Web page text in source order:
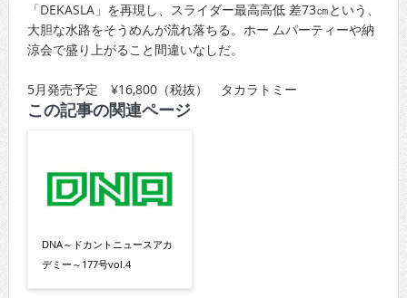
「DEKASLA」を再現し、スライダー最高高低 差73㎝という、
大胆な水路をそうめんが流れ落ちる。ホー ムパーティーや納
涼会で盛り上がること間違いなしだ。
5月発売予定 ¥16,800（税抜） タカラトミー
この記事の関連ページ
DNA～ドカントニュースアカ
デミー～177号vol.4